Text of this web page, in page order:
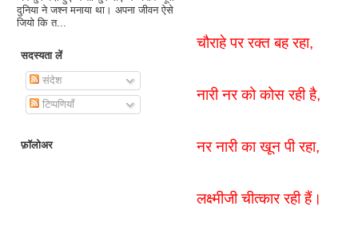
दुनिया ने जश्न मनाया था। अपना जीवन ऐसे
जियो कि त...
सदस्यता लें
संदेश
टिप्पणियाँ
फ़ॉलोअर
चौराहे पर रक्त बह रहा,
नारी नर को कोस रही है,
नर नारी का खून पी रहा,
लक्ष्मीजी चीत्कार रही हैं।